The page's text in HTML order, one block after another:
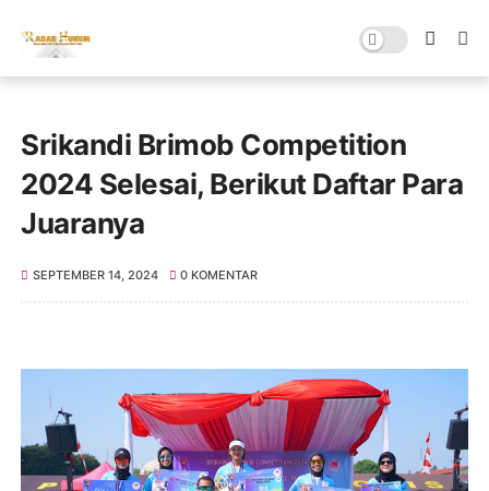
Srikandi Brimob Competition
2024 Selesai, Berikut Daftar Para
Juaranya
SEPTEMBER 14, 2024 0 KOMENTAR